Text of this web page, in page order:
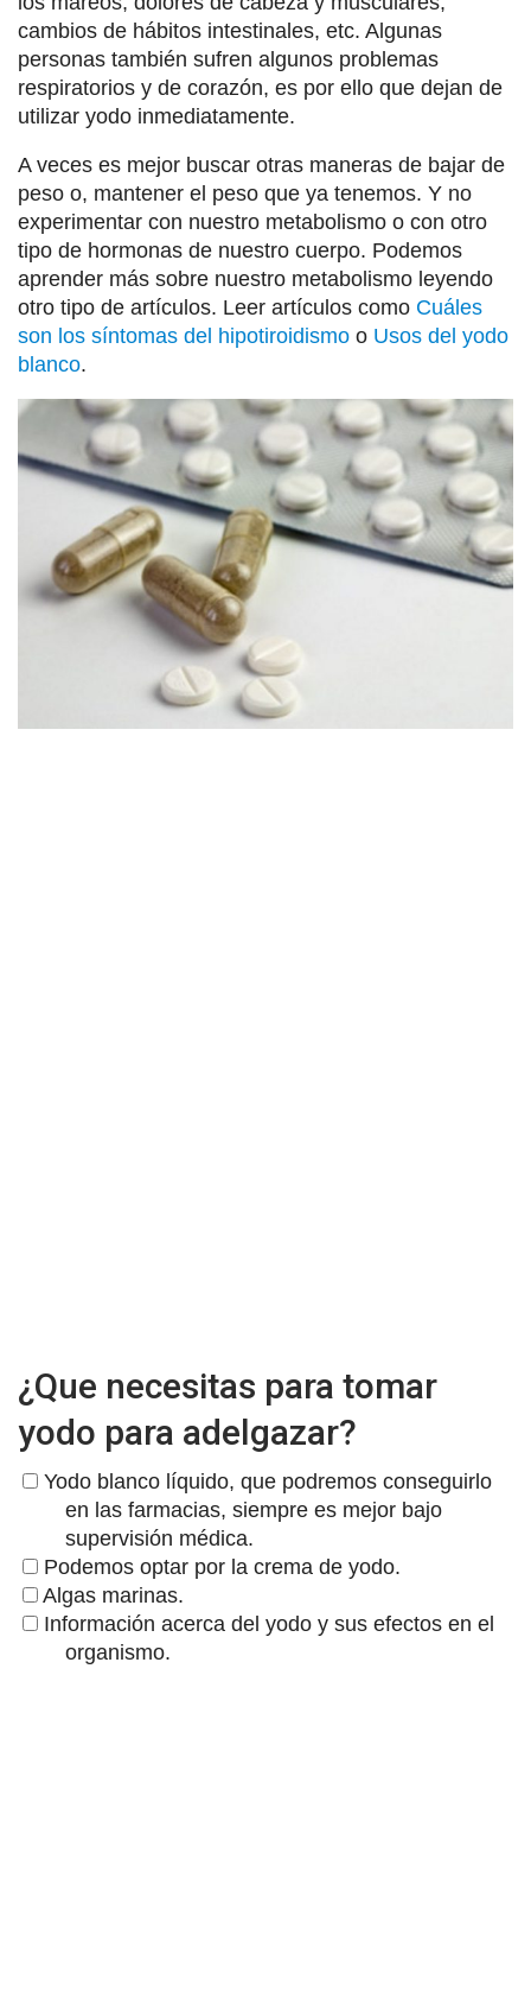
cambios de hábitos intestinales, etc. Algunas
personas también sufren algunos problemas
respiratorios y de corazón, es por ello que dejan de
utilizar yodo inmediatamente.
A veces es mejor buscar otras maneras de bajar de
peso o, mantener el peso que ya tenemos. Y no
experimentar con nuestro metabolismo o con otro
tipo de hormonas de nuestro cuerpo. Podemos
aprender más sobre nuestro metabolismo leyendo
otro tipo de artículos. Leer artículos como Cuáles
son los síntomas del hipotiroidismo o Usos del yodo
blanco.
¿Que necesitas para tomar
yodo para adelgazar?
Yodo blanco líquido, que podremos conseguirlo
en las farmacias, siempre es mejor bajo
supervisión médica.
Podemos optar por la crema de yodo.
Algas marinas.
Información acerca del yodo y sus efectos en el
organismo.